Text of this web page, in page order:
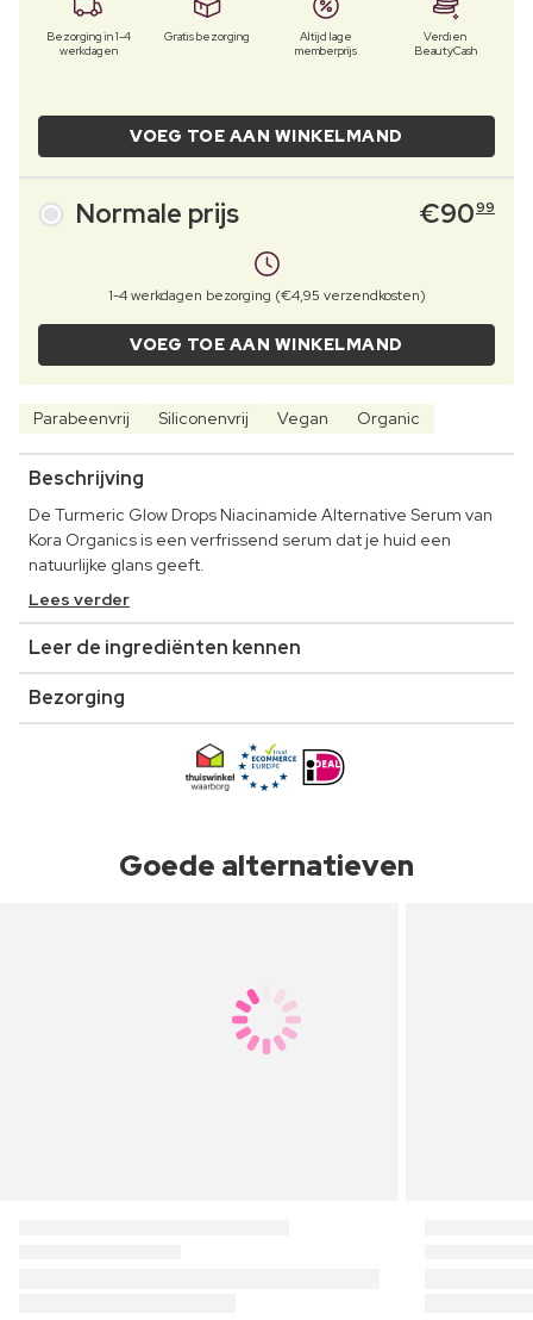
Bezorging in 1-4
werkdagen
Gratis bezorging
Altijd lage
memberprijs
Verdien
BeautyCash
VOEG TOE AAN WINKELMAND
Normale prijs €9099
1-4 werkdagen bezorging (€4,95 verzendkosten)
VOEG TOE AAN WINKELMAND
Parabeenvrij Siliconenvrij Vegan Organic
Beschrijving
De Turmeric Glow Drops Niacinamide Alternative Serum van
Kora Organics is een verfrissend serum dat je huid een
natuurlijke glans geeft.
Lees verder
Leer de ingrediënten kennen
Bezorging
Goede alternatieven